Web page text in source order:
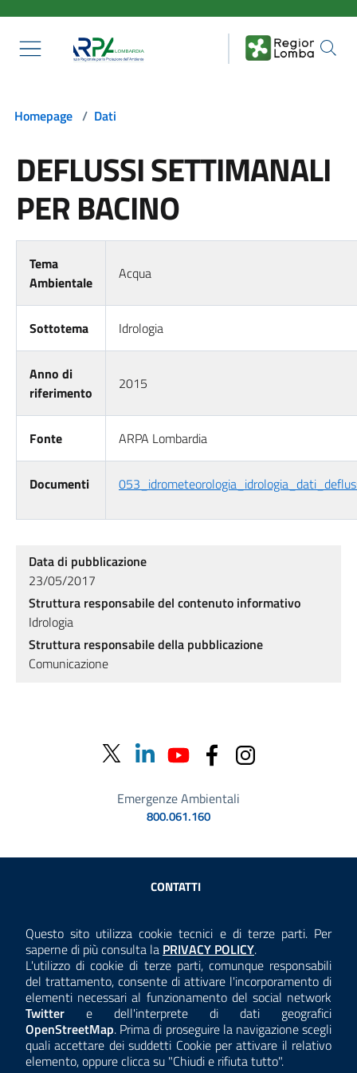
Questo sito utilizza cookie tecnici e di terze parti. Per
saperne di più consulta la Consulta la
PRIVACY POLICY.
L'utilizzo di cookie di terze parti, comunque responsabili
del trattamento, consente di attivare l'incorporamento di
elementi necessari al funzionamento del social network
Twitter e dell'interprete di dati geografici
OpenStreetMap. Prima di proseguire la navigazione scegli
quali accettare dei suddetti Cookie per attivare il relativo
elemento, oppure clicca su "Chiudi e rifiuta tutto".
Homepage / Dati
DEFLUSSI SETTIMANALI
PER BACINO
Tema
Ambientale
Acqua
Sottotema Idrologia
Anno di
riferimento
2015
Fonte ARPA Lombardia
Documenti
Data di pubblicazione
23/05/2017
Struttura responsabile del contenuto informativo
Idrologia
Struttura responsabile della pubblicazione
Comunicazione
Emergenze Ambientali
800.061.160
Sezione Link Utili
CONTATTI
ANTICORRUZIONE
ACCESSIBILITÀ
COOKIE E PRIVACY
TEMI A-Z